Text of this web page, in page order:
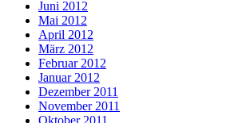
Juni 2012
Mai 2012
April 2012
März 2012
Februar 2012
Januar 2012
Dezember 2011
November 2011
Oktober 2011